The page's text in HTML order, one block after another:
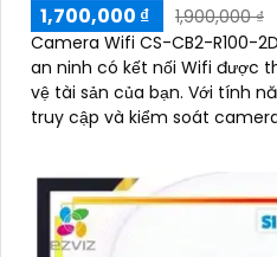
1,700,000 ₫
1,900,000 ₫
Camera Wifi CS-CB2-R100-
an ninh có kết nối Wifi được
vệ tài sản của bạn. Với tính năng kết nối Wifi, bạn có thể
truy cập và kiểm soát